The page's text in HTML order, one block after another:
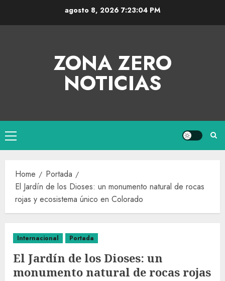
agosto 8, 2026 7:23:04 PM
ZONA ZERO
NOTICIAS
Home
Portada
El Jardín de los Dioses: un monumento natural de rocas
rojas y ecosistema único en Colorado
Internacional Portada
El Jardín de los Dioses: un
monumento natural de rocas rojas